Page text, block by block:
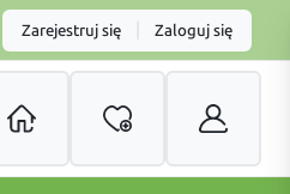
Zarejestruj się Zaloguj się